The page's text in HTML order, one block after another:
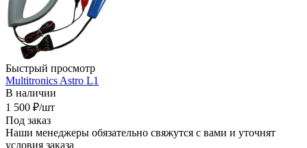
Быстрый просмотр
Multitronics Astro L1
В наличии
1 500 ₽/шт
Под заказ
Наши менеджеры обязательно свяжутся с вами и уточнят
условия заказа